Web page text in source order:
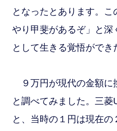
となったとあります。こ
やり甲斐があるぞ」と深
として生きる覚悟がで
９万円が現代の金額に
と調べてみました。三
と、当時の１円は現在